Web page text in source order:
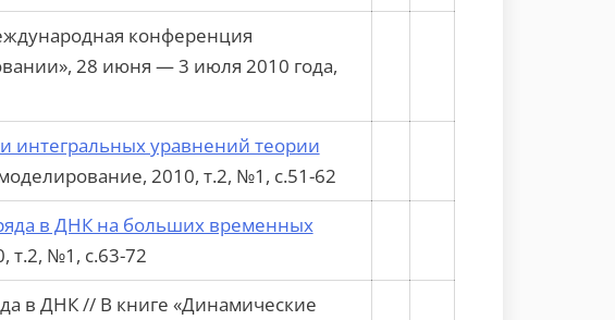
конференция
28 июня — 3 июля 2010 года,
интегральных уравнений теории
2010, т.2, №1, с.51-62
в ДНК на больших временных
т.2, №1, с.63-72
в ДНК // В книге «Динамические